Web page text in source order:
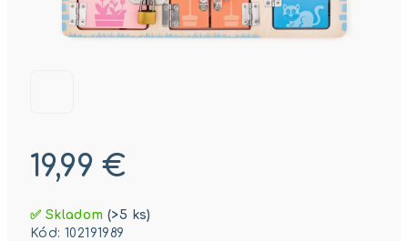
19,99 €
cena:
✅ Skladom(>5 ks)
Kód: 102191989